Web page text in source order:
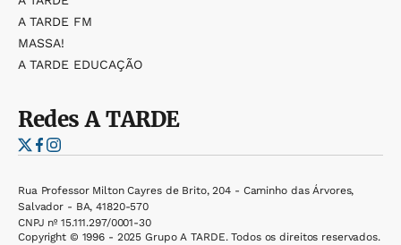
A TARDE FM
MASSA!
A TARDE EDUCAÇÃO
RedesA TARDE
Rua Professor Milton Cayres de Brito, 204 - Caminho das Árvores,
Salvador - BA, 41820-570
CNPJ nº 15.111.297/0001-30
Copyright © 1996 - 2025 Grupo A TARDE. Todos os direitos reservados.